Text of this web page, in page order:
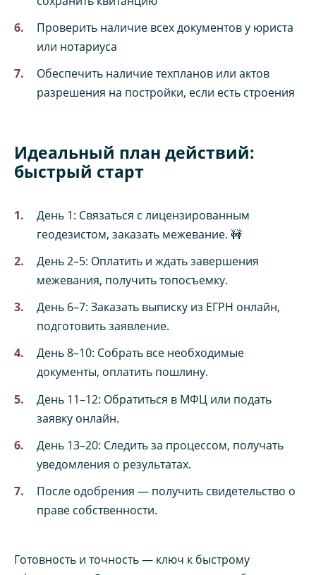
Проверить наличие всех документов у юриста
или нотариуса
Обеспечить наличие техпланов или актов
разрешения на постройки, если есть строения
Идеальный план действий:
быстрый старт
День 1: Связаться с лицензированным
геодезистом, заказать межевание. 🚧
День 2–5: Оплатить и ждать завершения
межевания, получить топосъемку.
День 6–7: Заказать выписку из ЕГРН онлайн,
подготовить заявление.
День 8–10: Собрать все необходимые
документы, оплатить пошлину.
День 11–12: Обратиться в МФЦ или подать
заявку онлайн.
День 13–20: Следить за процессом, получать
уведомления о результатах.
После одобрения — получить свидетельство о
праве собственности.
Готовность и точность — ключ к быстрому